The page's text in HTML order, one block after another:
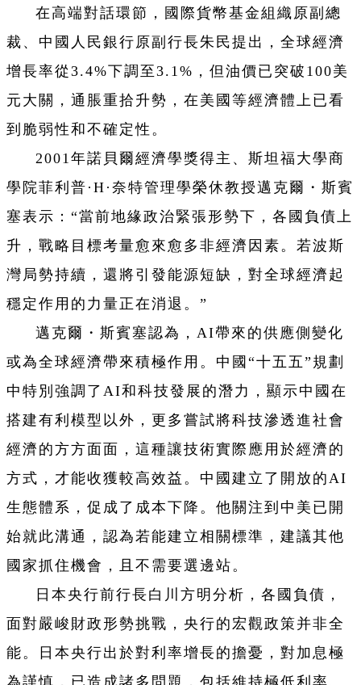
在高端對話環節，國際貨幣基金組織原副總
裁、中國人民銀行原副行長朱民提出，全球經濟
增長率從3.4%下調至3.1%，但油價已突破100美
元大關，通脹重拾升勢，在美國等經濟體上已看
到脆弱性和不確定性。
2001年諾貝爾經濟學獎得主、斯坦福大學商
學院菲利普·H·奈特管理學榮休教授邁克爾・斯賓
塞表示：“當前地緣政治緊張形勢下，各國負債上
升，戰略目標考量愈來愈多非經濟因素。若波斯
灣局勢持續，還將引發能源短缺，對全球經濟起
穩定作用的力量正在消退。”
邁克爾・斯賓塞認為，AI帶來的供應側變化
或為全球經濟帶來積極作用。中國“十五五”規劃
中特別強調了AI和科技發展的潛力，顯示中國在
搭建有利模型以外，更多嘗試將科技滲透進社會
經濟的方方面面，這種讓技術實際應用於經濟的
方式，才能收獲較高效益。中國建立了開放的AI
生態體系，促成了成本下降。他關注到中美已開
始就此溝通，認為若能建立相關標準，建議其他
國家抓住機會，且不需要選邊站。
日本央行前行長白川方明分析，各國負債，
面對嚴峻財政形勢挑戰，央行的宏觀政策并非全
能。日本央行出於對利率增長的擔憂，對加息極